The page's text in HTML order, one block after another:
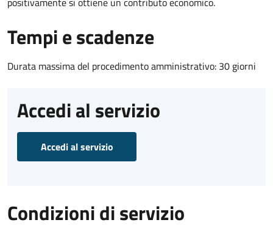
Tempi e scadenze
Durata massima del procedimento amministrativo: 30 giorni
Accedi al servizio
Accedi al servizio
Condizioni di servizio